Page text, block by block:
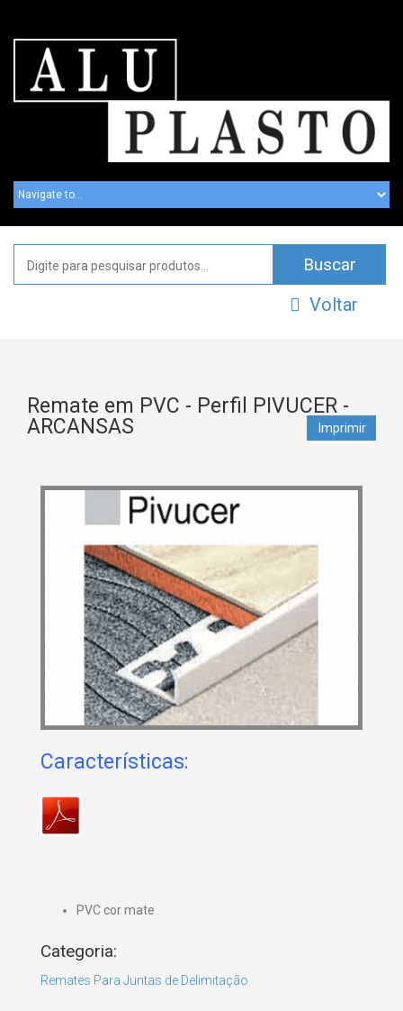
Voltar
Remate em PVC - Perfil PIVUCER -
ARCANSAS
Imprimir
Características:
PVC cor mate
Categoria:
Remates Para Juntas de Delimitação